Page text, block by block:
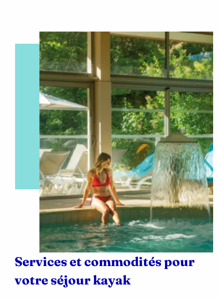
Services et commodités pour
votre séjour kayak